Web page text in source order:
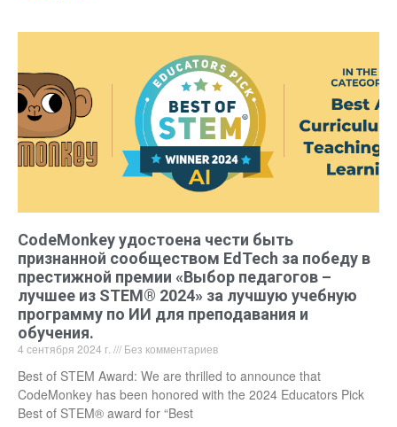
CodeMonkey удостоена чести быть
признанной сообществом EdTech за победу в
престижной премии «Выбор педагогов –
лучшее из STEM® 2024» за лучшую учебную
программу по ИИ для преподавания и
обучения.
4 сентября 2024 г. Без комментариев
Best of STEM Award: We are thrilled to announce that
CodeMonkey has been honored with the 2024 Educators Pick
Best of STEM® award for “Best